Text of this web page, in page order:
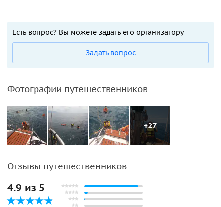
Есть вопрос? Вы можете задать его организатору
Задать вопрос
Фотографии путешественников
+27
Отзывы путешественников
4.9 из 5